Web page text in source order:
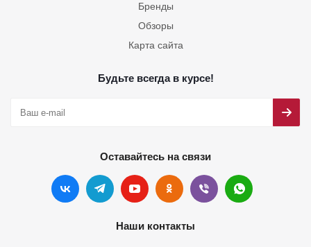
Бренды
Обзоры
Карта сайта
Будьте всегда в курсе!
Оставайтесь на связи
Наши контакты